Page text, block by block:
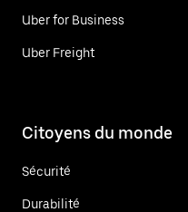
Uber for Business
Uber Freight
Citoyens du monde
Sécurité
Durabilité